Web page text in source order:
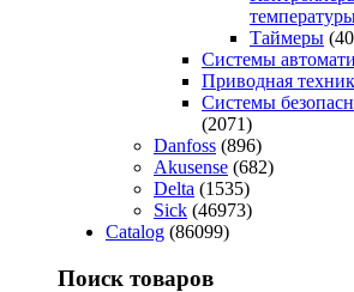
Таймеры
Системы
Приводная
Системы
(2071)
Danfoss (896)
Akusense (682)
Delta (1535)
Sick (46973)
Catalog (86099)
Поиск товаров